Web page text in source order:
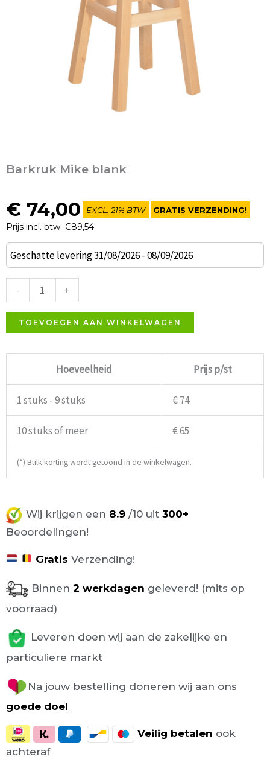
Barkruk Mike blank
€ 74,00
Prijs incl. btw: €89,54
EXCL. 21% BTW GRATIS VERZENDING!
Geschatte levering 31/08/2026 - 08/09/2026
-
Barkruk
Mike
aantal
+
TOEVOEGEN AAN WINKELWAGEN
Hoeveelheid Prijs p/st
1 stuks - 9 stuks € 74
10 stuks of meer € 65
(*) Bulk korting wordt getoond in de winkelwagen.
Wij krijgen een 8.9 /10 uit 300+
Beoordelingen!
Gratis Verzending!
Binnen 2 werkdagen geleverd! (mits op
voorraad)
Leveren doen wij aan de zakelijke en
particuliere markt
Na jouw bestelling doneren wij aan ons
goede doel
Veilig betalen ook
achteraf